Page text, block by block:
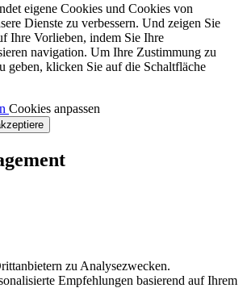
eigene Cookies und Cookies von
Dienste zu verbessern. Und zeigen Sie
Ihre Vorlieben, indem Sie Ihre
navigation. Um Ihre Zustimmung zu
geben, klicken Sie auf die Schaltfläche
Cookies anpassen
zu Analysezwecken.
Empfehlungen basierend auf Ihrem